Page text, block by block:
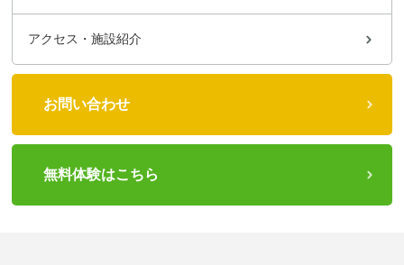
アクセス・施設紹介
お問い合わせ
無料体験はこちら